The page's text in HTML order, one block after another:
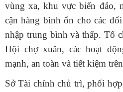
vùng xa, khu vực biển đảo,
cận hàng bình ổn cho các
nhập trung bình và thấp. Tổ
Hội chợ xuân, các hoạt
mạnh, an toàn và tiết kiệm
Sở Tài chính chủ trì, phối hợp